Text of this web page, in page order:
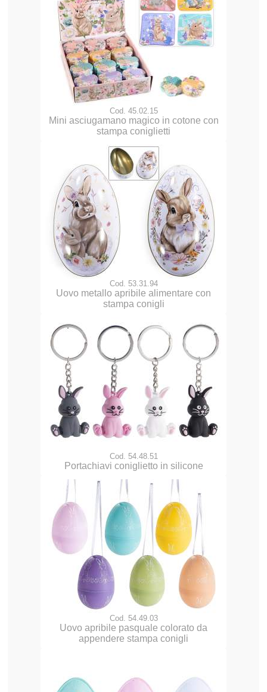
Cod. 45.02.15
Mini asciugamano magico in cotone con
stampa coniglietti
Cod. 53.31.94
Uovo metallo apribile alimentare con
stampa conigli
Cod. 54.48.51
Portachiavi coniglietto in silicone
Cod. 54.49.03
Uovo apribile pasquale colorato da
appendere stampa conigli